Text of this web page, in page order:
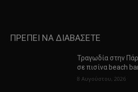
ΠΡΕΠΕΙ ΝΑ ΔΙΑΒΑΣΕΤΕ
Τραγωδία στην
σε πισίνα beach
8 Αυγούστου, 2026